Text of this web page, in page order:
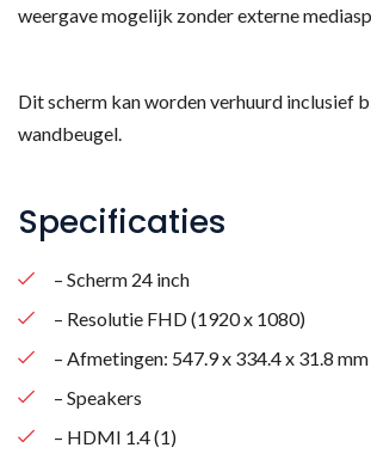
weergave mogelijk zonder externe
Dit scherm kan worden verhuurd inclusief
wandbeugel.
Specificaties
– Scherm 24 inch
– Resolutie FHD (1920 x 1080)
– Afmetingen: 547.9 x 334.4 x 31.8 mm
– Speakers
– HDMI 1.4 (1)